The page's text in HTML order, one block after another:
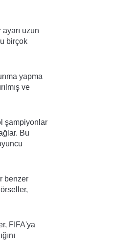
uzun
birçok
yapma
ve
şampiyonlar
Bu
benzer
FIFA'ya